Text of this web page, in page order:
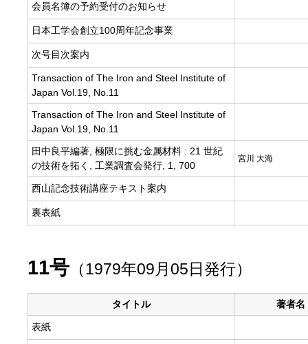
会員名簿の予約受付のお知らせ
日本工学会創立100周年記念事業
次号目次案内
Transaction of The Iron and Steel Institute of
Japan Vol.19, No.11
Transaction of The Iron and Steel Institute of
Japan Vol.19, No.11
田中良平編著, 極限に挑む金属材料 : 21 世紀
の技術を拓く, 工業調査会発行, 1, 700
宮川 大海
西山記念技術講座テキスト案内
裏表紙
11号 （1979年09月05日発行）
タイトル 著者名
表紙